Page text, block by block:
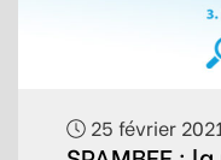
25 février